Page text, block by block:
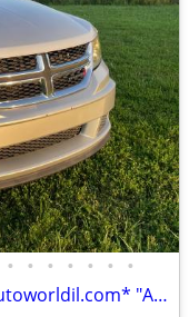
• • • • • • •
2014 Dodge Journey SE 3rd Row*autoworldil.com* "AFFORDABLE FAMILY SUV"